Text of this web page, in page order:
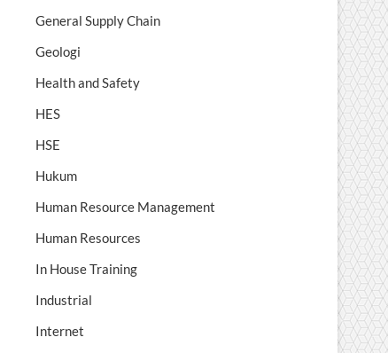
General Supply Chain
Geologi
Health and Safety
HES
HSE
Hukum
Human Resource Management
Human Resources
In House Training
Industrial
Internet